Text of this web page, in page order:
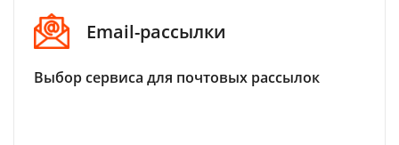
Email-рассылки
Выбор сервиса для почтовых рассылок